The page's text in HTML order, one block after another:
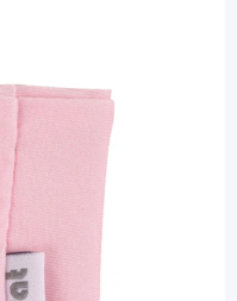
23 cm hellrosa -
112531